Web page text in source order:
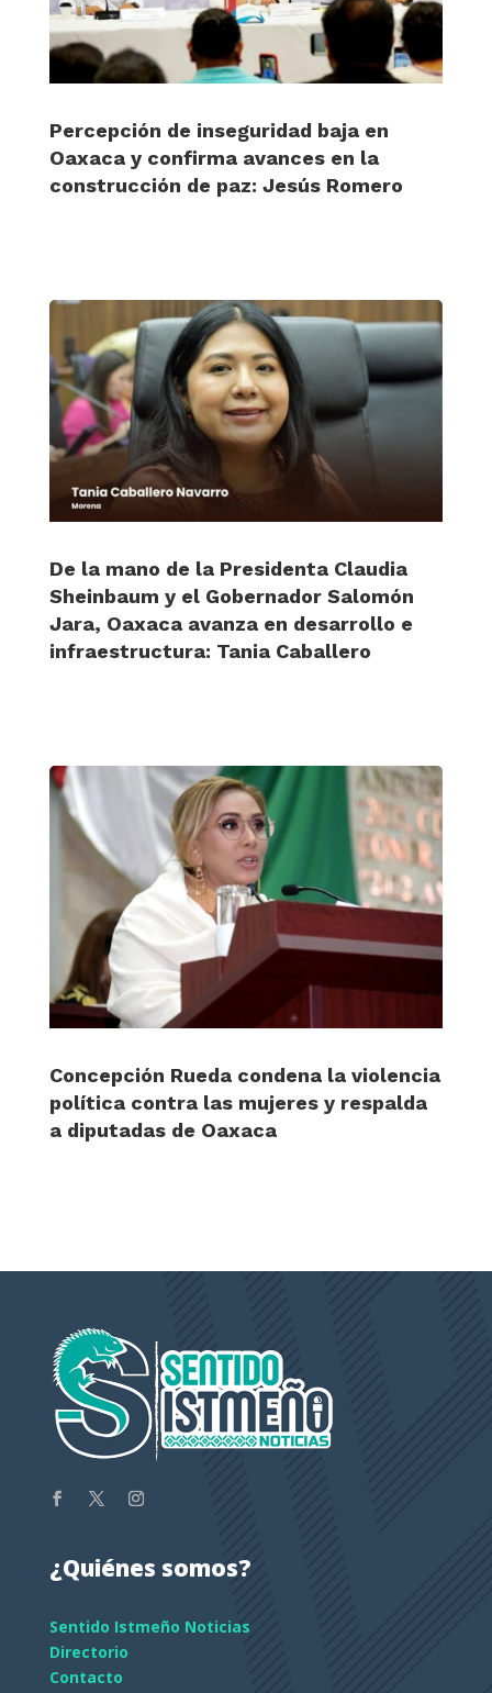
Percepción de inseguridad baja en
Oaxaca y confirma avances en la
construcción de paz: Jesús Romero
De la mano de la Presidenta Claudia
Sheinbaum y el Gobernador Salomón
Jara, Oaxaca avanza en desarrollo e
infraestructura: Tania Caballero
Concepción Rueda condena la violencia
política contra las mujeres y respalda
a diputadas de Oaxaca
¿Quiénes somos?
Sentido Istmeño Noticias
Directorio
Contacto